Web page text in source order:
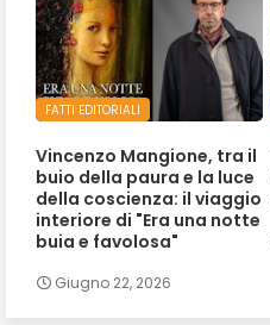
FATTI EDITORIALI
Vincenzo Mangione, tra il
buio della paura e la luce
della coscienza: il viaggio
interiore di "Era una notte
buia e favolosa"
Giugno 22, 2026